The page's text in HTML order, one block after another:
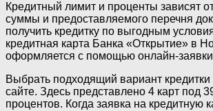
Кредитный лимит и проценты зависят
суммы и предоставляемого перечня
получить кредитку по выгодным
кредитная карта Банка «Открытие» в
оформляется с помощью онлайн-
Выбрать подходящий вариант
сайте. Здесь представлено 4 карт под
процентов. Когда заявка на кредитную